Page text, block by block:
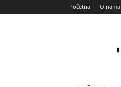
Početna O nama